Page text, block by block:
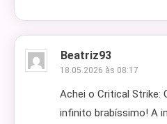
Beatriz93
18.05.2026 às 08:17
Achei o Critical Strike:
infinito brabíssimo! A